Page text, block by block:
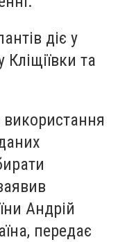
діє у
та
використання
Андрій
передає